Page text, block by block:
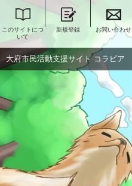
このサイトにつ
いて
新規登録 お問い合わせ
大府市民活動支援サイト コラビア